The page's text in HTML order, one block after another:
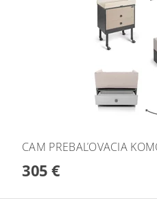
CAM PREBAĽOVACIA
305 €